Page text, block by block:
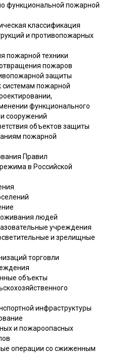
функциональной пожарной
классификация
и противопожарных
пожарной техники
пожаров
защиты
системам пожарной
функционального
сооружений
объектов защиты
пожарной
Правил
в Российской
людей
учреждения
и зрелищные
торговли
объекты
инфраструктуры
и пожароопасных
операции со сжиженным